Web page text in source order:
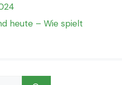
heute – Wie spielt